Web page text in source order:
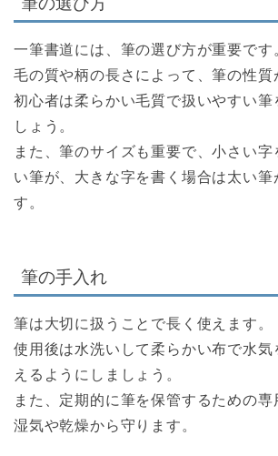
一筆書道には、筆の選び方が重要です
毛の質や柄の長さによって、筆の性質
初心者は柔らかい毛質で扱いやすい筆
しょう。
また、筆のサイズも重要で、小さい字
い筆が、大きな字を書く場合は太い筆
す。
筆の手入れ
筆は大切に扱うことで長く使えます。
使用後は水洗いして柔らかい布で水気
えるようにしましょう。
また、定期的に筆を保管するための専
湿気や乾燥から守ります。